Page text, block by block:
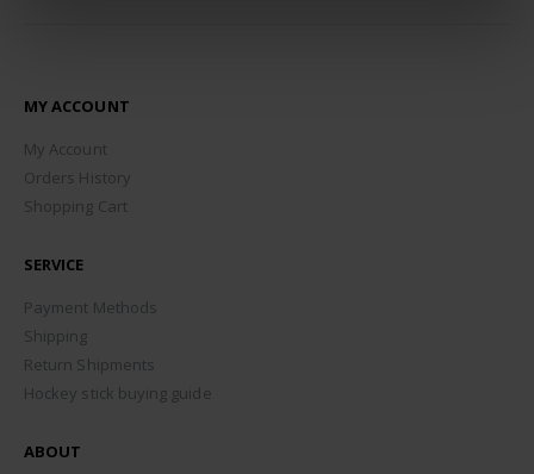
MY ACCOUNT
My Account
Orders History
Shopping Cart
SERVICE
Payment Methods
Shipping
Return Shipments
Hockey stick buying guide
ABOUT